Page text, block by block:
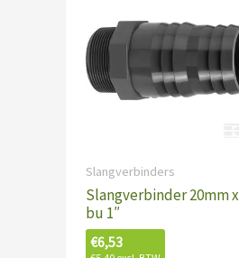
Slangverbinders
Slangverbinder 20mm x
bu 1″
€6,53